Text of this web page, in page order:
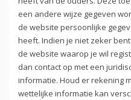
een andere wijze gegeven
de website persoonlijke
heeft. Indien je niet zeker
de website waarop je wil
dan contact op met een
informatie. Houd er rekening
wettelijke informatie kan